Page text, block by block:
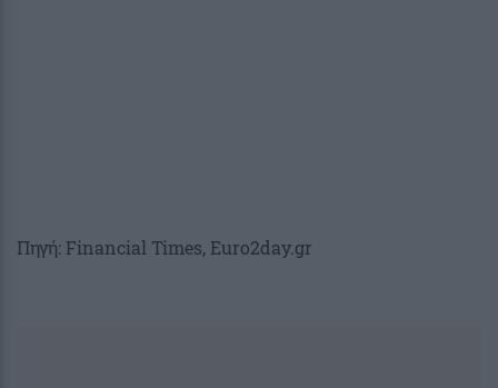
Πηγή: Financial Times, Euro2day.gr